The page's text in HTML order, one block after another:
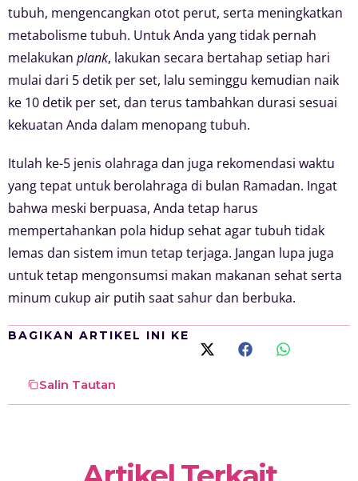
tubuh, mengencangkan otot perut, serta meningkatkan
metabolisme tubuh. Untuk Anda yang tidak pernah
melakukan plank, lakukan secara bertahap setiap hari
mulai dari 5 detik per set, lalu seminggu kemudian naik
ke 10 detik per set, dan terus tambahkan durasi sesuai
kekuatan Anda dalam menopang tubuh.
Itulah ke-5 jenis olahraga dan juga rekomendasi waktu
yang tepat untuk berolahraga di bulan Ramadan. Ingat
bahwa meski berpuasa, Anda tetap harus
mempertahankan pola hidup sehat agar tubuh tidak
lemas dan sistem imun tetap terjaga. Jangan lupa juga
untuk tetap mengonsumsi makan makanan sehat serta
minum cukup air putih saat sahur dan berbuka.
BAGIKAN ARTIKEL INI KE
Salin Tautan